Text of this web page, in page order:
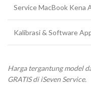
Service MacBook Kena
Kalibrasi & Software
Harga tergantung model
GRATIS di iSeven Service.